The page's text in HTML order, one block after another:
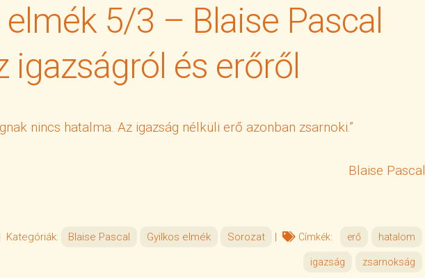
elmék 5/3 – Blaise Pascal
igazságról és erőről
nincs hatalma. Az igazság nélküli erő azonban zsarnoki.”
Blaise Pascal
Kategóriák: Blaise Pascal Gyilkos elmék Sorozat | Címkék: erő hatalom
igazság zsarnokság